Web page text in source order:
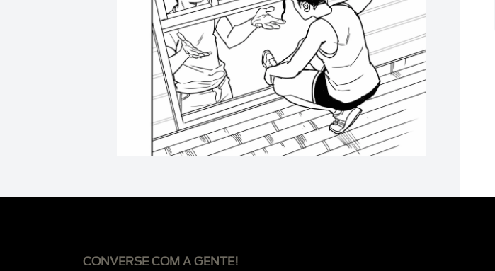
CONVERSE COM A GENTE!